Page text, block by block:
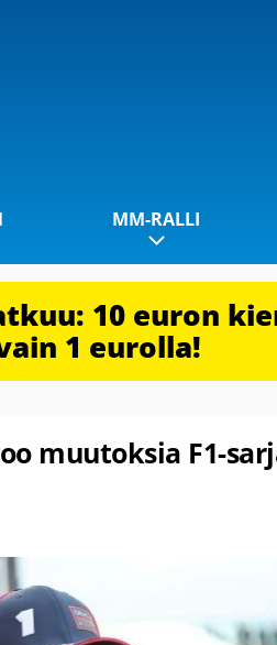
MM-RALLI
10 euron
1 eurolla!
muutoksia F1-